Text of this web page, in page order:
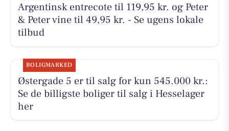
Argentinsk entrecote til 119,95 kr. og Peter
& Peter vine til 49,95 kr. - Se ugens lokale
tilbud
BOLIGMARKED
Østergade 5 er til salg for kun 545.000 kr.:
Se de billigste boliger til salg i Hesselager
her